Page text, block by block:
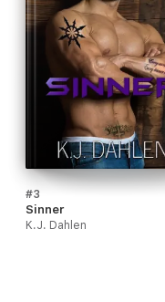
#3
Sinner
K.J. Dahlen